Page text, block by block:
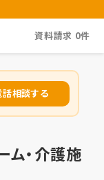
資料請求 0件
話相談する
・介護施